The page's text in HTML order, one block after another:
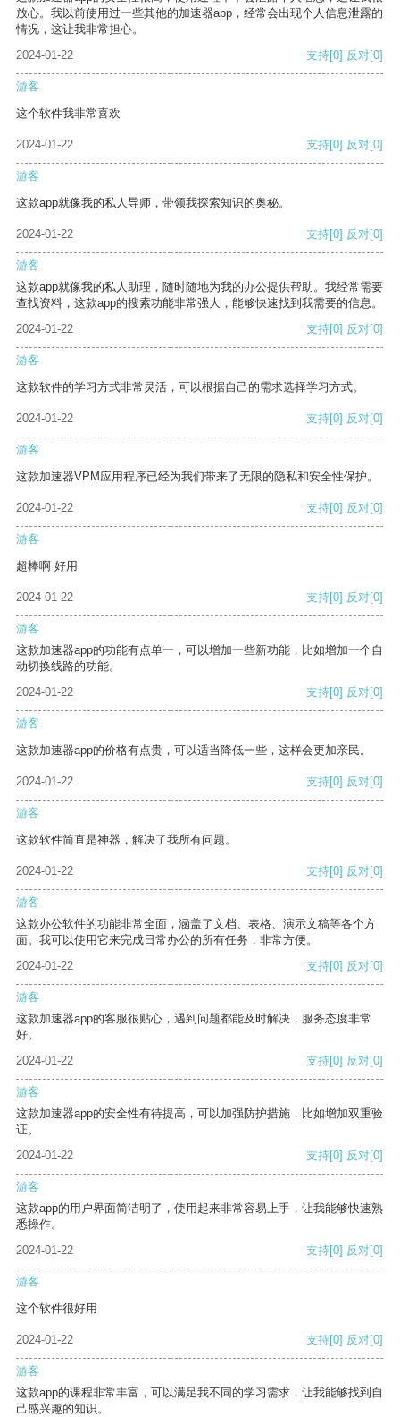
放心。我以前使用过一些其他的加速器app，经常会出现个人信息泄露的
情况，这让我非常担心。
2024-01-22
支持[0] 反对[0]
游客
这个软件我非常喜欢
2024-01-22 支持[0] 反对[0]
游客
这款app就像我的私人导师，带领我探索知识的奥秘。
2024-01-22 支持[0] 反对[0]
游客
这款app就像我的私人助理，随时随地为我的办公提供帮助。我经常需要
查找资料，这款app的搜索功能非常强大，能够快速找到我需要的信息。
2024-01-22
支持[0] 反对[0]
游客
这款软件的学习方式非常灵活，可以根据自己的需求选择学习方式。
2024-01-22 支持[0] 反对[0]
游客
这款加速器VPM应用程序已经为我们带来了无限的隐私和安全性保护。
2024-01-22 支持[0] 反对[0]
游客
超棒啊 好用
2024-01-22 支持[0] 反对[0]
游客
这款加速器app的功能有点单一，可以增加一些新功能，比如增加一个自
动切换线路的功能。
2024-01-22
支持[0] 反对[0]
游客
这款加速器app的价格有点贵，可以适当降低一些，这样会更加亲民。
2024-01-22 支持[0] 反对[0]
游客
这款软件简直是神器，解决了我所有问题。
2024-01-22 支持[0] 反对[0]
游客
这款办公软件的功能非常全面，涵盖了文档、表格、演示文稿等各个方
面。我可以使用它来完成日常办公的所有任务，非常方便。
2024-01-22
支持[0] 反对[0]
游客
这款加速器app的客服很贴心，遇到问题都能及时解决，服务态度非常
好。
2024-01-22
支持[0] 反对[0]
游客
这款加速器app的安全性有待提高，可以加强防护措施，比如增加双重验
证。
2024-01-22
支持[0] 反对[0]
游客
这款app的用户界面简洁明了，使用起来非常容易上手，让我能够快速熟
悉操作。
2024-01-22
支持[0] 反对[0]
游客
这个软件很好用
2024-01-22 支持[0] 反对[0]
游客
这款app的课程非常丰富，可以满足我不同的学习需求，让我能够找到自
己感兴趣的知识。